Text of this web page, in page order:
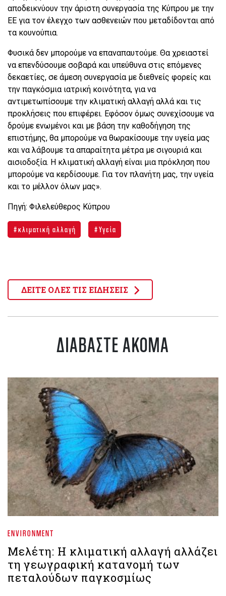
αποδεικνύουν την άριστη συνεργασία της Κύπρου με την
ΕΕ για τον έλεγχο των ασθενειών που μεταδίδονται από
τα κουνούπια.
Φυσικά δεν μπορούμε να επαναπαυτούμε. Θα χρειαστεί
να επενδύσουμε σοβαρά και υπεύθυνα στις επόμενες
δεκαετίες, σε άμεση συνεργασία με διεθνείς φορείς και
την παγκόσμια ιατρική κοινότητα, για να
αντιμετωπίσουμε την κλιματική αλλαγή αλλά και τις
προκλήσεις που επιφέρει. Εφόσον όμως συνεχίσουμε να
δρούμε ενωμένοι και με βάση την καθοδήγηση της
επιστήμης, θα μπορούμε να θωρακίσουμε την υγεία μας
και να λάβουμε τα απαραίτητα μέτρα με σιγουριά και
αισιοδοξία. Η κλιματική αλλαγή είναι μια πρόκληση που
μπορούμε να κερδίσουμε. Για τον πλανήτη μας, την υγεία
και το μέλλον όλων μας».
Πηγή: Φιλελεύθερος Κύπρου
κλιματική αλλαγή Υγεία
ΔΕΙΤΕ ΟΛΕΣ ΤΙΣ ΕΙΔΗΣΕΙΣ
ΔΙΑΒΑΣΤΕ ΑΚΟΜΑ
ENVIRONMENT
Μελέτη: Η κλιματική αλλαγή αλλάζει
τη γεωγραφική κατανομή των
πεταλούδων παγκοσμίως